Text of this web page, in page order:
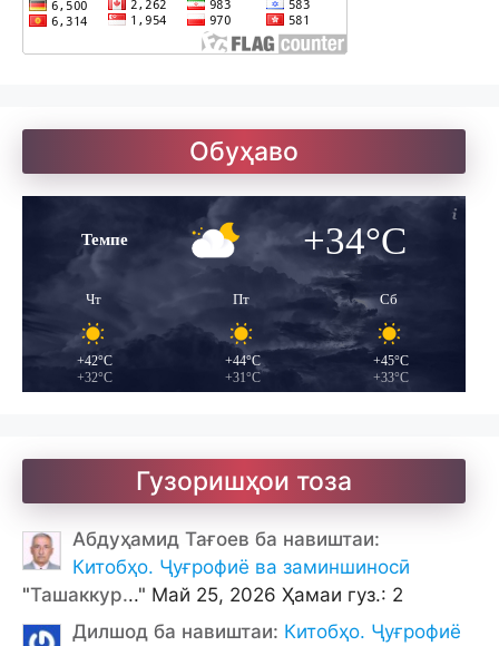
Улуғзода. Субҳи ҷавонӣ
Ҷомӣ – чанд ғазал
Обуҳаво
Темпе +34°C
Чт
+42°C
+32°C
Пт
+44°C
+31°C
Сб
+45°C
+33°C
Гузоришҳои тоза
Абдуҳамид Тағоев ба навиштаи:
Китобҳо. Ҷуғрофиё ва заминшиносӣ
"Ташаккур..." Май 25, 2026 Ҳамаи гуз.: 2
Дилшод ба навиштаи: Китобҳо. Ҷуғрофиё